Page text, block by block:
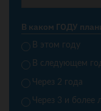
В каком ГОДУ
В этом году
В следующем
Через 2 года
Через 3 и более